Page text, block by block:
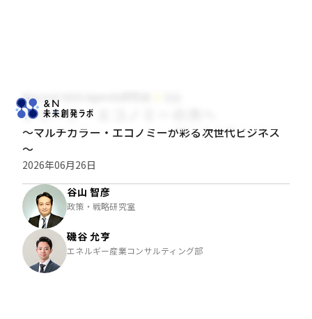
Beyond 2030 Agenda研究会
グリーン・エコノミーの次へ
～マルチカラー・エコノミーが彩る次世代ビジネス
～
2026年06月26日
谷山 智彦
政策・戦略研究室
磯谷 允亨
エネルギー産業コンサルティング部